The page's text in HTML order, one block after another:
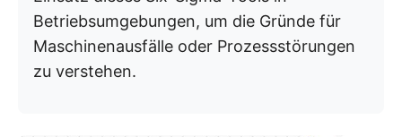
Betriebsumgebungen, um die Gründe für
Maschinenausfälle oder Prozessstörungen
zu verstehen.